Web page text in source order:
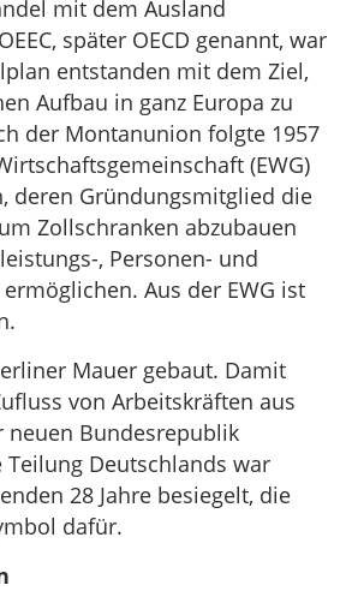
mit dem Ausland
später OECD genannt, war
entstanden mit dem Ziel,
Aufbau in ganz Europa zu
der Montanunion folgte 1957
(EWG)
deren Gründungsmitglied die
Zollschranken abzubauen
, Personen- und
Aus der EWG ist
Mauer gebaut. Damit
von Arbeitskräften aus
neuen Bundesrepublik
Deutschlands war
28 Jahre besiegelt, die
dafür.